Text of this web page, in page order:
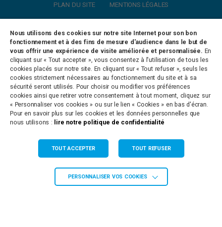
PLAN DU SITE
MENTIONS LÉGALES
Antenne de Paulhan
8 Rue de la Clairette
34230 PAULHAN
Tél. 04 67 66 67 66
Agence de Grabels
665 Ancien Chemin de Montpellier
34790 GRABELS
Agence de St Martin de Londres
34380 ST MARTIN DE LONDRES
Nous utilisons des cookies sur notre site Internet pour son bon
fonctionnement et à des fins de mesure d'audience dans le but de
vous offrir une expérience de visite améliorée et personnalisée. En
cliquant sur « Tout accepter », vous consentez à l'utilisation de tous les
cookies placés sur notre site. En cliquant sur « Tout refuser », seuls les
cookies strictement nécessaires au fonctionnement du site et à sa
sécurité seront utilisés. Pour choisir ou modifier vos préférences
cookies ainsi que retirer votre consentement à tout moment, cliquez sur
« Personnaliser vos cookies » ou sur le lien « Cookies » en bas d'écran.
Pour en savoir plus sur les cookies et les données personnelles que
nous utilisons : lire notre politique de confidentialité
TOUT ACCEPTER TOUT REFUSER
PERSONNALISER VOS COOKIES